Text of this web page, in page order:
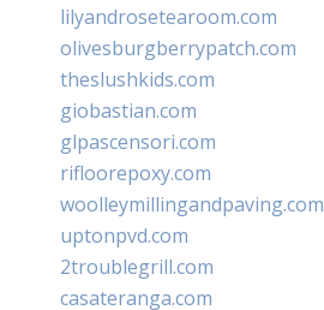
lilyandrosetearoom.com
olivesburgberrypatch.com
theslushkids.com
giobastian.com
glpascensori.com
rifloorepoxy.com
woolleymillingandpaving.com
uptonpvd.com
2troublegrill.com
casateranga.com